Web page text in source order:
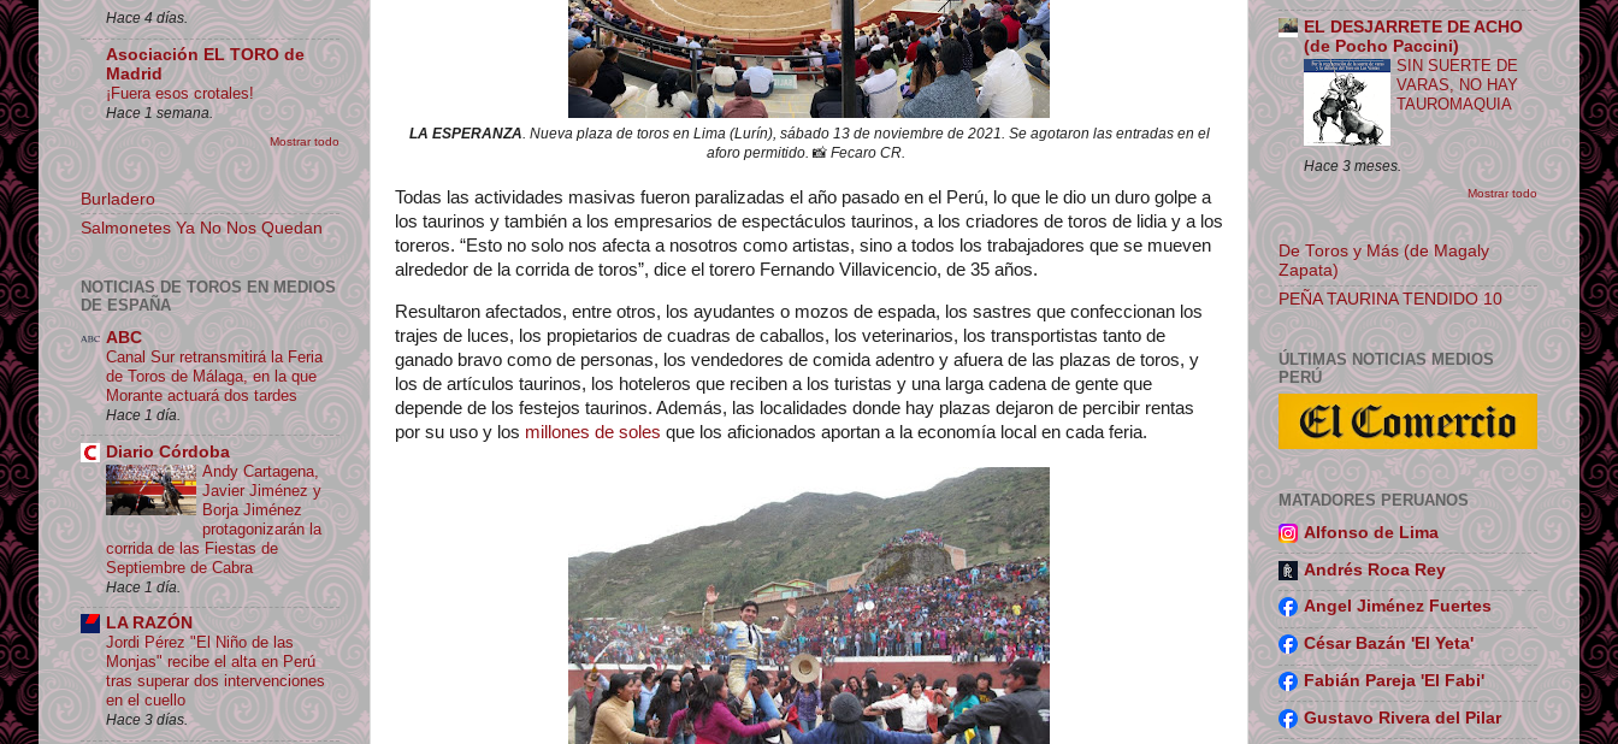
LA ESPERANZA. Nueva plaza de toros en Lima (Lurín), sábado 13 de noviembre de 2021. Se agotaron las entradas en el
aforo permitido. 📸Fecaro CR.
Todas las actividades masivas fueron paralizadas el año pasado en el Perú, lo que le dio un duro golpe a
los taurinos y también a los empresarios de espectáculos taurinos, a los criadores de toros de lidia y a los
toreros. “Esto no solo nos afecta a nosotros como artistas, sino a todos los trabajadores que se mueven
alrededor de la corrida de toros”, dice el torero Fernando Villavicencio, de 35 años.
Resultaron afectados, entre otros, los ayudantes o mozos de espada, los sastres que confeccionan los
trajes de luces, los propietarios de cuadras de caballos, los veterinarios, los transportistas tanto de
ganado bravo como de personas, los vendedores de comida adentro y afuera de las plazas de toros, y
los de artículos taurinos, los hoteleros que reciben a los turistas y una larga cadena de gente que
depende de los festejos taurinos. Además, las localidades donde hay plazas dejaron de percibir rentas
por su uso y los millones de soles que los aficionados aportan a la economía local en cada feria.
Hace 4 días.
Asociación EL TORO de
Madrid
¡Fuera esos crotales!
Hace 1 semana.
Mostrar todo
Burladero
Salmonetes Ya No Nos Quedan
NOTICIAS DE TOROS EN MEDIOS
DE ESPAÑA
ABC
Canal Sur retransmitirá la Feria
de Toros de Málaga, en la que
Morante actuará dos tardes
Hace 1 día.
Diario Córdoba
Andy Cartagena,
Javier Jiménez y
Borja Jiménez
protagonizarán la
corrida de las Fiestas de
Septiembre de Cabra
Hace 1 día.
LA RAZÓN
Jordi Pérez "El Niño de las
Monjas" recibe el alta en Perú
tras superar dos intervenciones
en el cuello
Hace 3 días.
EL DESJARRETE DE ACHO
(de Pocho Paccini)
SIN SUERTE DE
VARAS, NO HAY
TAUROMAQUIA
Hace 3 meses.
Mostrar todo
De Toros y Más (de Magaly
Zapata)
PEÑA TAURINA TENDIDO 10
ÚLTIMAS NOTICIAS MEDIOS
PERÚ
MATADORES PERUANOS
Alfonso de Lima
Andrés Roca Rey
Angel Jiménez Fuertes
César Bazán 'El Yeta'
Fabián Pareja 'El Fabi'
Gustavo Rivera del Pilar